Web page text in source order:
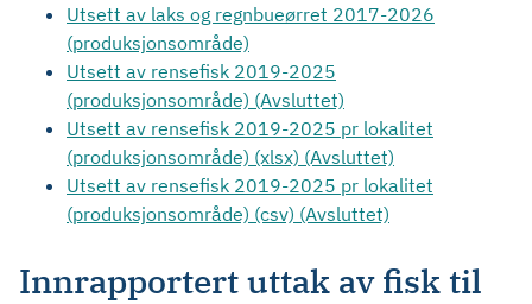
Utsett av laks og regnbueørret 2017-2026
(produksjonsområde)
Utsett av rensefisk 2019-2025
(produksjonsområde) (Avsluttet)
Utsett av rensefisk 2019-2025 pr lokalitet
(produksjonsområde) (xlsx) (Avsluttet)
Utsett av rensefisk 2019-2025 pr lokalitet
(produksjonsområde) (csv) (Avsluttet)
Innrapportert uttak av fisk til